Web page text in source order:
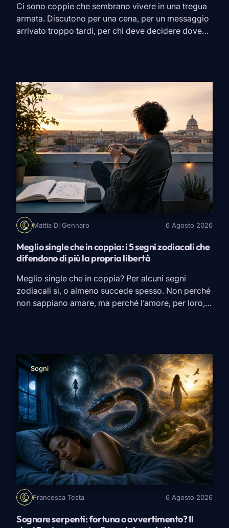
Ci sono coppie che sembrano vivere in una tregua
armata. Discutono per una cena, per un messaggio
arrivato troppo tardi, per chi deve decidere dove
Secondo l’astrologia alcune combinazioni zodiacali
sarebbero particolarmente […]
Astrologia
Mattia Di Gennaro 6 Agosto 2026
Meglio single che in coppia: i 5 segni zodiacali che
difendono di più la propria libertà
Meglio single che in coppia? Per alcuni segni
zodiacali sì, o almeno succede spesso. Non perché
non sappiano amare, ma perché l’amore, per loro,
odore di controllo, routine obbligata […]
Sogni
Francesca Testa 6 Agosto 2026
Sognare serpenti: fortuna o avvertimento? Il